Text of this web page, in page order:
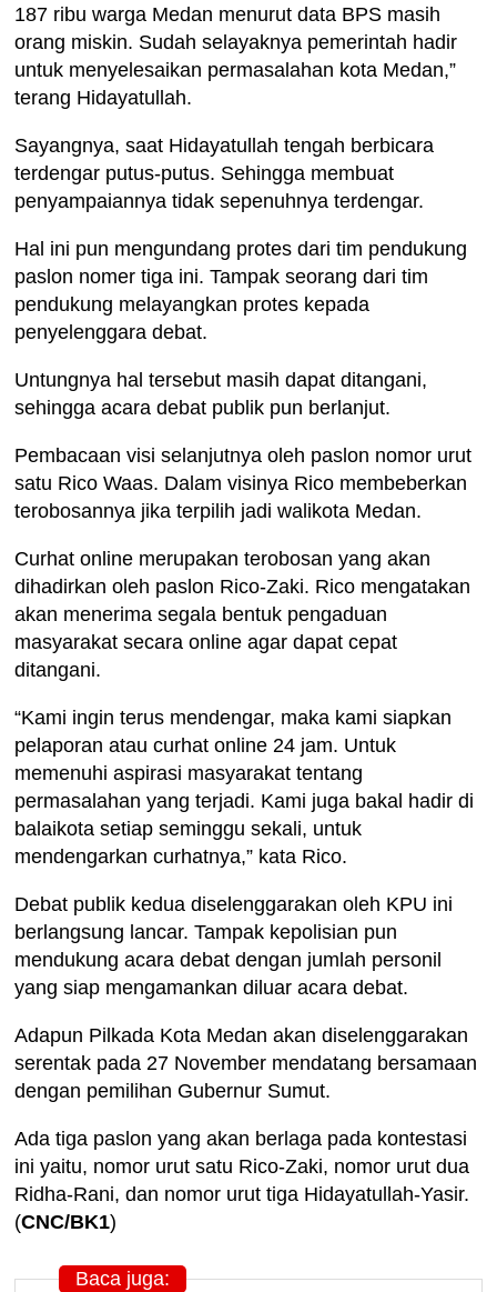
187 ribu warga Medan menurut data BPS masih
orang miskin. Sudah selayaknya pemerintah hadir
untuk menyelesaikan permasalahan kota Medan,”
terang Hidayatullah.
Sayangnya, saat Hidayatullah tengah berbicara
terdengar putus-putus. Sehingga membuat
penyampaiannya tidak sepenuhnya terdengar.
Hal ini pun mengundang protes dari tim pendukung
paslon nomer tiga ini. Tampak seorang dari tim
pendukung melayangkan protes kepada
penyelenggara debat.
Untungnya hal tersebut masih dapat ditangani,
sehingga acara debat publik pun berlanjut.
Pembacaan visi selanjutnya oleh paslon nomor urut
satu Rico Waas. Dalam visinya Rico membeberkan
terobosannya jika terpilih jadi walikota Medan.
Curhat online merupakan terobosan yang akan
dihadirkan oleh paslon Rico-Zaki. Rico mengatakan
akan menerima segala bentuk pengaduan
masyarakat secara online agar dapat cepat
ditangani.
“Kami ingin terus mendengar, maka kami siapkan
pelaporan atau curhat online 24 jam. Untuk
memenuhi aspirasi masyarakat tentang
permasalahan yang terjadi. Kami juga bakal hadir di
balaikota setiap seminggu sekali, untuk
mendengarkan curhatnya,” kata Rico.
Debat publik kedua diselenggarakan oleh KPU ini
berlangsung lancar. Tampak kepolisian pun
mendukung acara debat dengan jumlah personil
yang siap mengamankan diluar acara debat.
Adapun Pilkada Kota Medan akan diselenggarakan
serentak pada 27 November mendatang bersamaan
dengan pemilihan Gubernur Sumut.
Ada tiga paslon yang akan berlaga pada kontestasi
ini yaitu, nomor urut satu Rico-Zaki, nomor urut dua
Ridha-Rani, dan nomor urut tiga Hidayatullah-Yasir.
(CNC/BK1)
Baca juga: